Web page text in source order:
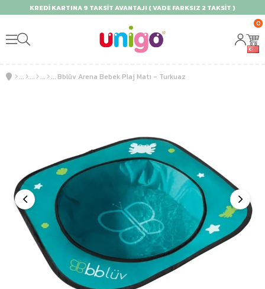
KREDİ KARTINA 9 TAKSİT AVANTAJI ( VADE FARKSIZ 2 TAKSİT )
0
Bblüv Arena Bebek Plaj Matı - Turkuaz